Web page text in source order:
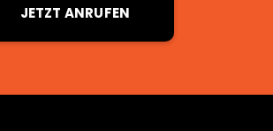
JETZT ANRUFEN